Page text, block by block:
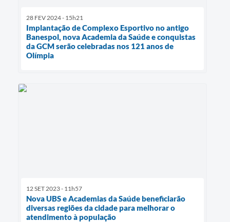
28 FEV 2024 - 15h21
Implantação de Complexo Esportivo no antigo
Banespol, nova Academia da Saúde e conquistas
da GCM serão celebradas nos 121 anos de
Olímpia
12 SET 2023 - 11h57
Nova UBS e Academias da Saúde beneficiarão
diversas regiões da cidade para melhorar o
atendimento à população